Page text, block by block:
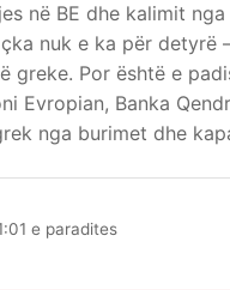
në BE dhe kalimit
nuk e ka për
greke. Por është e
Evropian, Banka
nga burimet dhe
e paradites